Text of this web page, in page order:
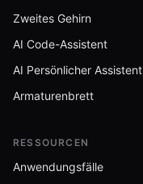
Zweites Gehirn
AI Code-Assistent
AI Persönlicher Assistent
Armaturenbrett
RESSOURCEN
Anwendungsfälle